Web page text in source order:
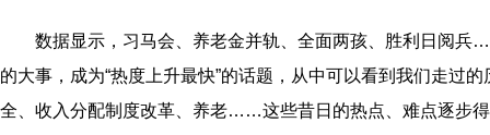
数据显示，习马会、养老金并轨、全面两孩、胜利日阅兵
的大事，成为“热度上升最快”的话题，从中可以看到我们走过
全、收入分配制度改革、养老……这些昔日的热点、难点逐步得